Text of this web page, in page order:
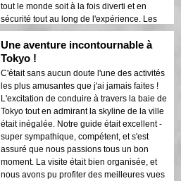
tout le monde soit à la fois diverti et en
sécurité tout au long de l'expérience. Les
lumières de la ville se reflétant sur la baie
créaient une atmosphère onirique qui a
laissé une impression durable. Cette visite
est idéale pour les visiteurs de première
fois qui souhaitent un mélange d'aventure
et de tourisme. Le contraste entre les
structures modernes de Tokyo et les zones
historiques était magnifiquement mis en
valeur par les lumières nocturnes. Je
recommanderais vivement cette visite à
quiconque !
Une aventure incontournable à
Tokyo !
C'était sans aucun doute l'une des activités
les plus amusantes que j'ai jamais faites !
L'excitation de conduire à travers la baie de
Tokyo tout en admirant la skyline de la ville
était inégalée. Notre guide était excellent -
super sympathique, compétent, et s'est
assuré que nous passions tous un bon
moment. La visite était bien organisée, et
nous avons pu profiter des meilleures vues